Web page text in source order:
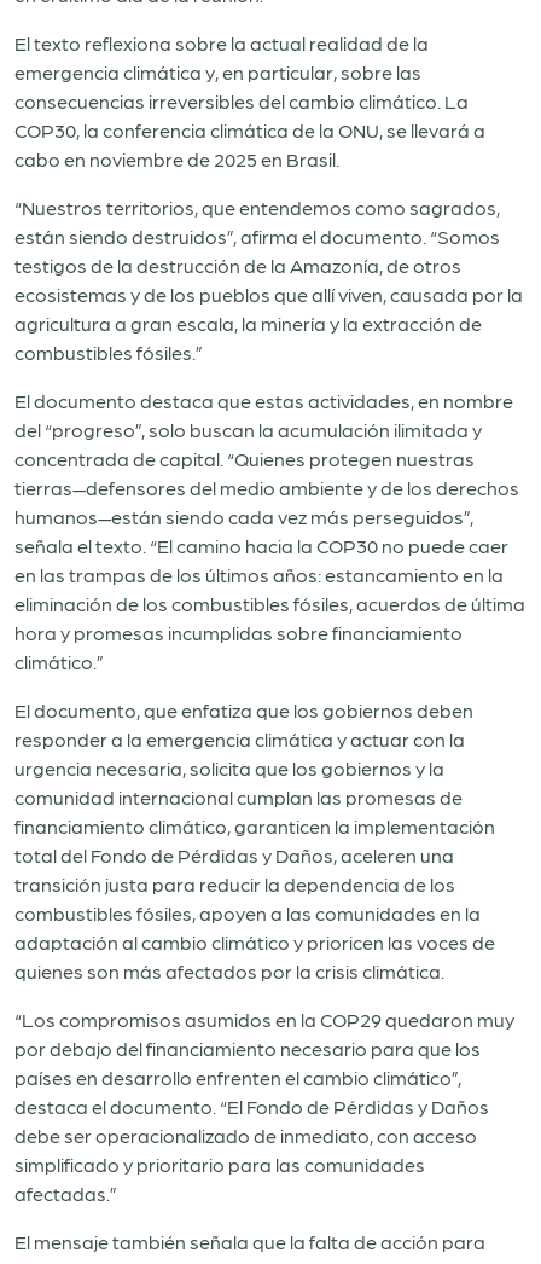
El texto reflexiona sobre la actual realidad de la
emergencia climática y, en particular, sobre las
consecuencias irreversibles del cambio climático. La
COP30, la conferencia climática de la ONU, se llevará a
cabo en noviembre de 2025 en Brasil.
“Nuestros territorios, que entendemos como sagrados,
están siendo destruidos”, afirma el documento. “Somos
testigos de la destrucción de la Amazonía, de otros
ecosistemas y de los pueblos que allí viven, causada por la
agricultura a gran escala, la minería y la extracción de
combustibles fósiles.”
El documento destaca que estas actividades, en nombre
del “progreso”, solo buscan la acumulación ilimitada y
concentrada de capital. “Quienes protegen nuestras
tierras—defensores del medio ambiente y de los derechos
humanos—están siendo cada vez más perseguidos”,
señala el texto. “El camino hacia la COP30 no puede caer
en las trampas de los últimos años: estancamiento en la
eliminación de los combustibles fósiles, acuerdos de última
hora y promesas incumplidas sobre financiamiento
climático.”
El documento, que enfatiza que los gobiernos deben
responder a la emergencia climática y actuar con la
urgencia necesaria, solicita que los gobiernos y la
comunidad internacional cumplan las promesas de
financiamiento climático, garanticen la implementación
total del Fondo de Pérdidas y Daños, aceleren una
transición justa para reducir la dependencia de los
combustibles fósiles, apoyen a las comunidades en la
adaptación al cambio climático y prioricen las voces de
quienes son más afectados por la crisis climática.
“Los compromisos asumidos en la COP29 quedaron muy
por debajo del financiamiento necesario para que los
países en desarrollo enfrenten el cambio climático”,
destaca el documento. “El Fondo de Pérdidas y Daños
debe ser operacionalizado de inmediato, con acceso
simplificado y prioritario para las comunidades
afectadas.”
El mensaje también señala que la falta de acción para